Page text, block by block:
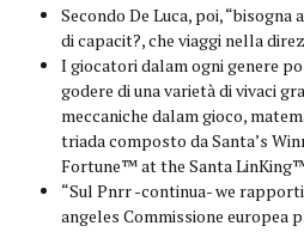
Secondo De Luca, poi,
di capacit?, che viaggi nella
I giocatori dalam ogni genere
godere di una varietà di vivaci
meccaniche dalam gioco,
triada composto da Santa’s
Fortune™ at the Santa
“Sul Pnrr -continua- we
angeles Commissione europea